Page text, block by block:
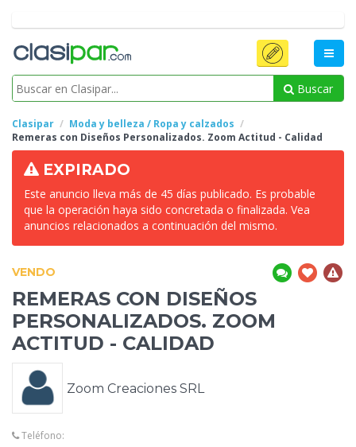
Buscar
Clasipar
Moda y belleza / Ropa y calzados
Remeras con Diseños Personalizados. Zoom Actitud - Calidad
EXPIRADO
Este anuncio lleva más de 45 días publicado. Es probable
que la operación haya sido concretada o finalizada. Vea
anuncios relacionados a continuación del mismo.
VENDO
REMERAS CON DISEÑOS
PERSONALIZADOS. ZOOM
ACTITUD - CALIDAD
Zoom Creaciones SRL
Teléfono: